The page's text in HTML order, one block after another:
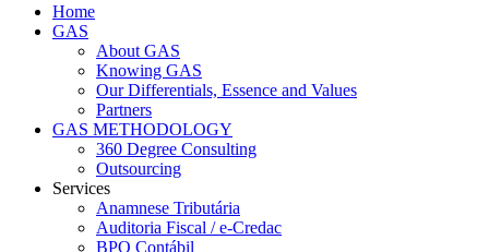
Home
GAS
About GAS
Knowing GAS
Our Differentials, Essence and Values
Partners
GAS METHODOLOGY
360 Degree Consulting
Outsourcing
Services
Anamnese Tributária
Auditoria Fiscal / e-Credac
BPO Contábil